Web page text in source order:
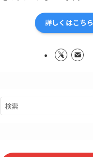
詳しくはこちら